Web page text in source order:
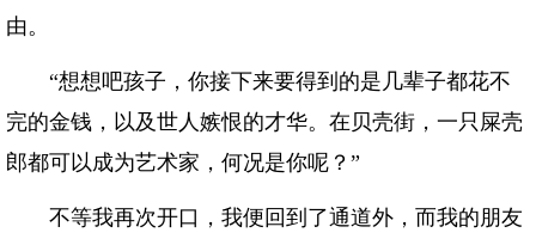
由。
“想想吧孩子，你接下来要得到的是几辈子都花不
完的金钱，以及世人嫉恨的才华。在贝壳街，一只屎壳
郎都可以成为艺术家，何况是你呢？”
不等我再次开口，我便回到了通道外，而我的朋友